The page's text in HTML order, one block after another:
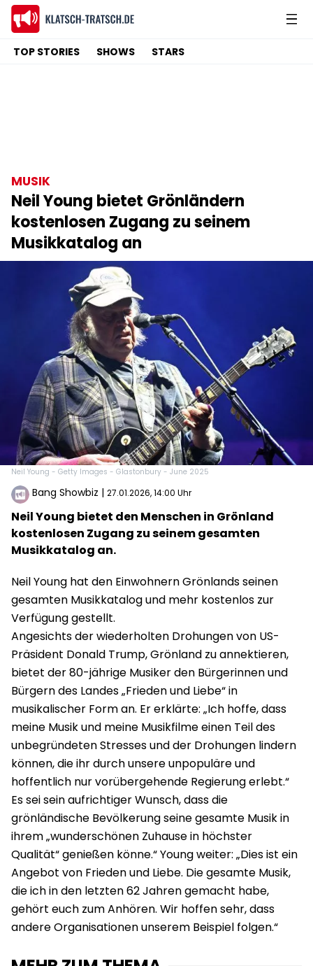
TOP STORIES SHOWS STARS
MUSIK
Neil Young bietet Grönländern
kostenlosen Zugang zu seinem
Musikkatalog an
Neil Young - Getty Images - Glastonbury - June 2025
Bang Showbiz | 27.01.2026, 14:00 Uhr
Neil Young bietet den Menschen in Grönland
kostenlosen Zugang zu seinem gesamten
Musikkatalog an.
Neil Young hat den Einwohnern Grönlands seinen
gesamten Musikkatalog und mehr kostenlos zur
Verfügung gestellt.
Angesichts der wiederholten Drohungen von US-
Präsident Donald Trump, Grönland zu annektieren,
bietet der 80-jährige Musiker den Bürgerinnen und
Bürgern des Landes „Frieden und Liebe“ in
musikalischer Form an. Er erklärte: „Ich hoffe, dass
meine Musik und meine Musikfilme einen Teil des
unbegründeten Stresses und der Drohungen lindern
können, die ihr durch unsere unpopuläre und
hoffentlich nur vorübergehende Regierung erlebt.“
Es sei sein aufrichtiger Wunsch, dass die
grönländische Bevölkerung seine gesamte Musik in
ihrem „wunderschönen Zuhause in höchster
Qualität“ genießen könne.“ Young weiter: „Dies ist ein
Angebot von Frieden und Liebe. Die gesamte Musik,
die ich in den letzten 62 Jahren gemacht habe,
gehört euch zum Anhören. Wir hoffen sehr, dass
andere Organisationen unserem Beispiel folgen.“